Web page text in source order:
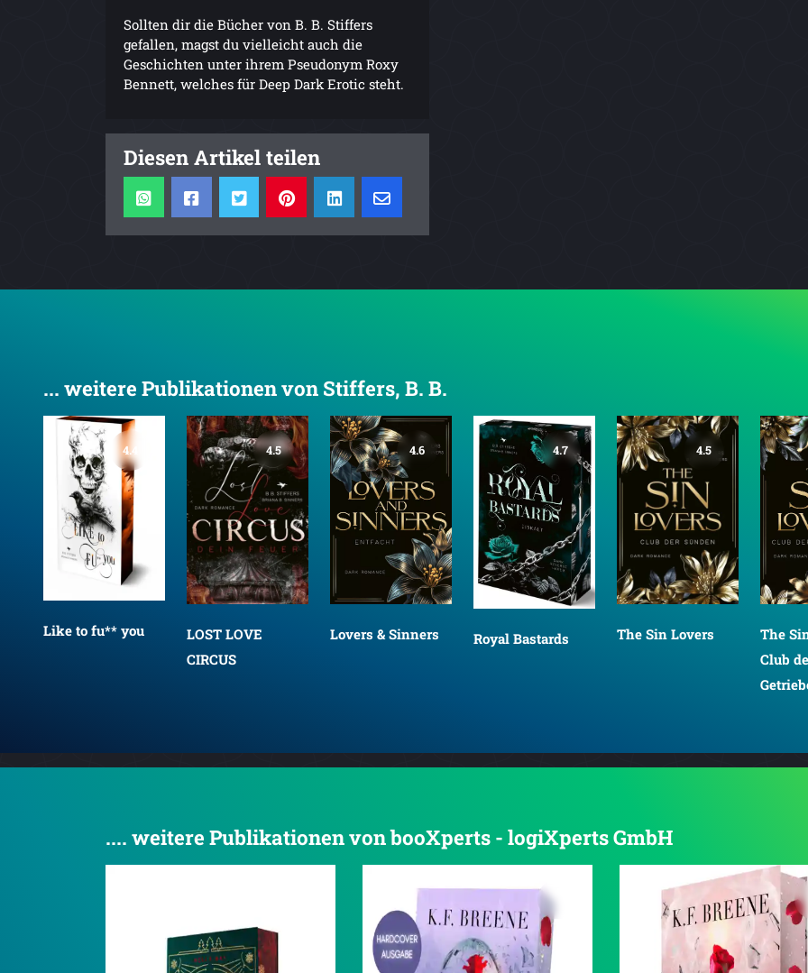
Sollten dir die Bücher von B. B. Stiffers
gefallen, magst du vielleicht auch die
Geschichten unter ihrem Pseudonym Roxy
Bennett, welches für Deep Dark Erotic steht.
Diesen Artikel teilen
... weitere Publikationen von Stiffers, B. B.
4.4
Like to fu** you
4.5
LOST LOVE
CIRCUS
4.6
Lovers & Sinners
4.7
Royal Bastards
4.5
The Sin Lovers
The
Club
.... weitere Publikationen von booXperts - logiXperts GmbH